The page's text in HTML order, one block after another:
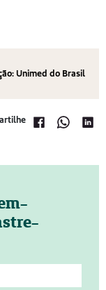
Unimed do Brasil